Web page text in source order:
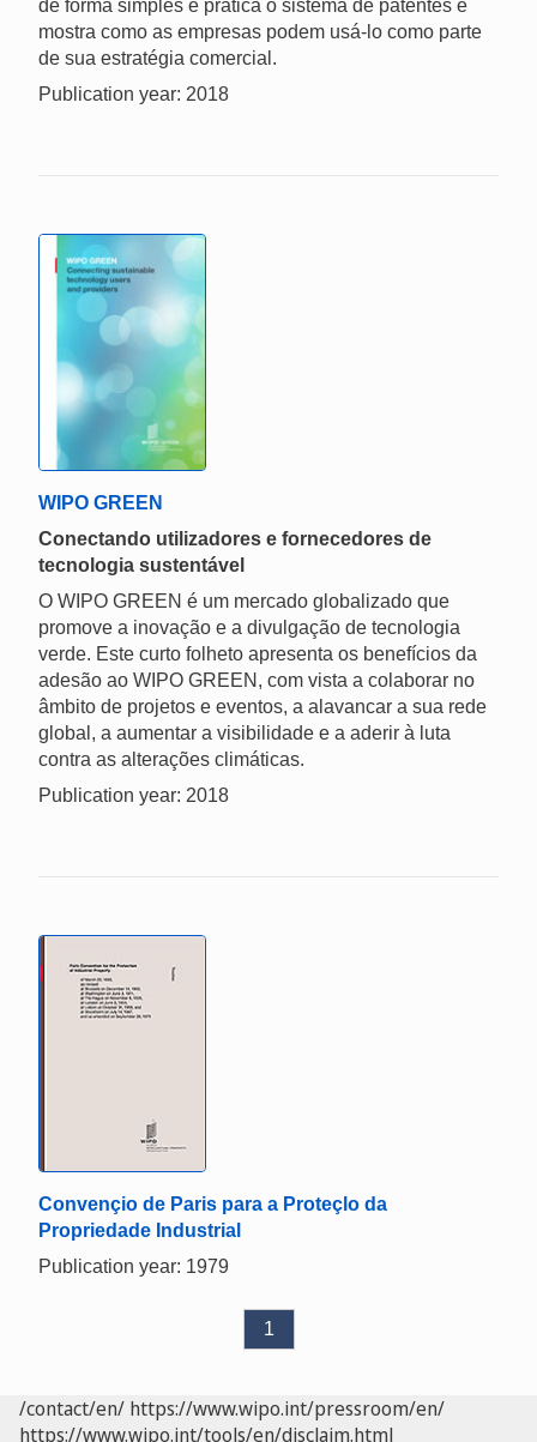
de forma simples e prática o sistema de patentes e
mostra como as empresas podem usá-lo como parte
de sua estratégia comercial.
Publication year: 2018
WIPO GREEN
Conectando utilizadores e fornecedores de
tecnologia sustentável
O WIPO GREEN é um mercado globalizado que
promove a inovação e a divulgação de tecnologia
verde. Este curto folheto apresenta os benefícios da
adesão ao WIPO GREEN, com vista a colaborar no
âmbito de projetos e eventos, a alavancar a sua rede
global, a aumentar a visibilidade e a aderir à luta
contra as alterações climáticas.
Publication year: 2018
Convençio de Paris para a Proteçlo da
Propriedade Industrial
Publication year: 1979
1
/contact/en/ https://www.wipo.int/pressroom/en/
https://www.wipo.int/tools/en/disclaim.html